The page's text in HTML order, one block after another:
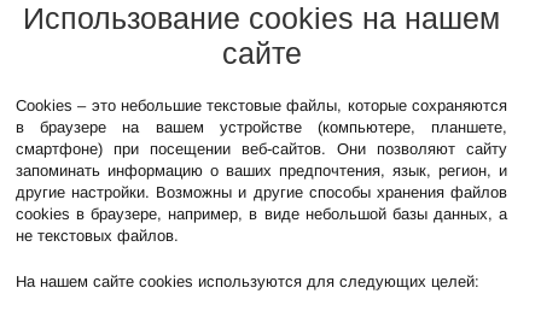
Использование cookies на нашем
сайте
Cookies – это небольшие текстовые файлы, которые сохраняются
в браузере на вашем устройстве (компьютере, планшете,
смартфоне) при посещении веб-сайтов. Они позволяют сайту
запоминать информацию о ваших предпочтения, язык, регион, и
другие настройки. Возможны и другие способы хранения файлов
cookies в браузере, например, в виде небольшой базы данных, а
не текстовых файлов.
На нашем сайте cookies используются для следующих целей: